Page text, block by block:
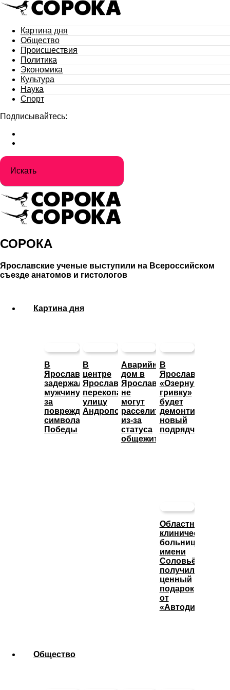
Картина дня
Общество
Происшествия
Политика
Экономика
Культура
Наука
Спорт
Подписывайтесь:
СОРОКА
Ярославские ученые выступили на Всероссийском
съезде анатомов и гистологов
Картина дня
В
Ярославле
задержали
мужчину
за
повреждение
символа
Победы
В
центре
Ярославля
перекопали
улицу
Андропова
Аварийный
дом в
Ярославле
не
могут
расселить
из-за
статуса
общежития
В
Ярославле
«Озерную
гривку»
будет
демонтировать
новый
подрядчик
Областная
клиническая
больница
имени
Соловьёва
получила
ценный
подарок
от
«Автодизеля»
Общество